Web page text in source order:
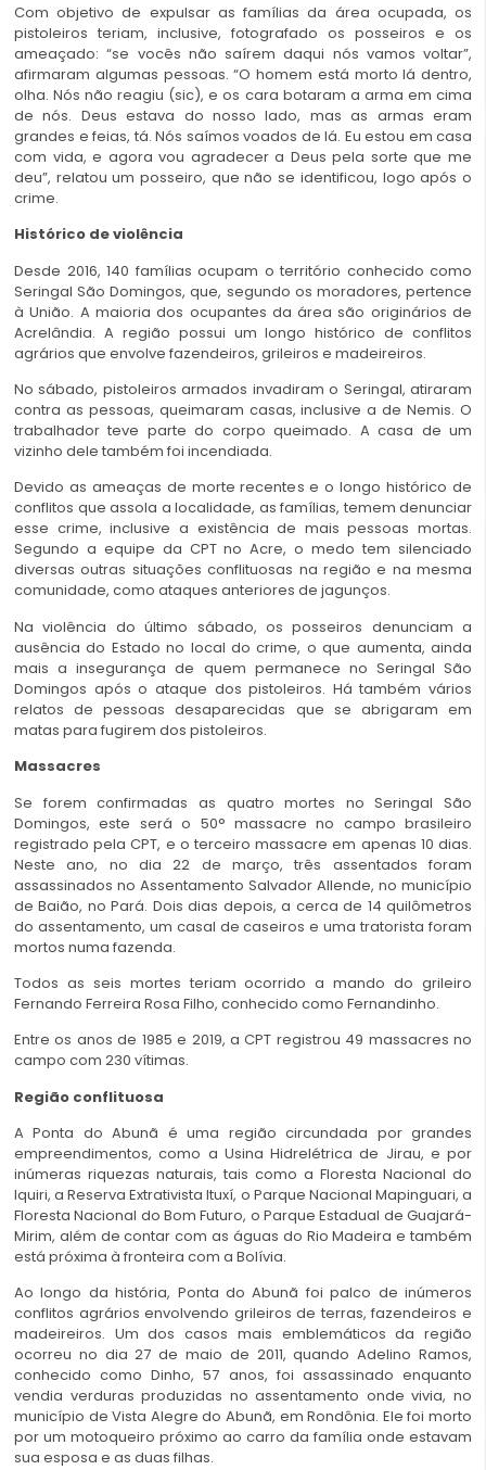
Com objetivo de expulsar as famílias da área ocupada, os
pistoleiros teriam, inclusive, fotografado os posseiros e os
ameaçado: “se vocês não saírem daqui nós vamos voltar”,
afirmaram algumas pessoas. “O homem está morto lá dentro,
olha. Nós não reagiu (sic), e os cara botaram a arma em cima
de nós. Deus estava do nosso lado, mas as armas eram
grandes e feias, tá. Nós saímos voados de lá. Eu estou em casa
com vida, e agora vou agradecer a Deus pela sorte que me
deu”, relatou um posseiro, que não se identificou, logo após o
crime.
Histórico de violência
Desde 2016, 140 famílias ocupam o território conhecido como
Seringal São Domingos, que, segundo os moradores, pertence
à União. A maioria dos ocupantes da área são originários de
Acrelândia. A região possui um longo histórico de conflitos
agrários que envolve fazendeiros, grileiros e madeireiros.
No sábado, pistoleiros armados invadiram o Seringal, atiraram
contra as pessoas, queimaram casas, inclusive a de Nemis. O
trabalhador teve parte do corpo queimado. A casa de um
vizinho dele também foi incendiada.
Devido as ameaças de morte recentes e o longo histórico de
conflitos que assola a localidade, as famílias, temem denunciar
esse crime, inclusive a existência de mais pessoas mortas.
Segundo a equipe da CPT no Acre, o medo tem silenciado
diversas outras situações conflituosas na região e na mesma
comunidade, como ataques anteriores de jagunços.
Na violência do último sábado, os posseiros denunciam a
ausência do Estado no local do crime, o que aumenta, ainda
mais a insegurança de quem permanece no Seringal São
Domingos após o ataque dos pistoleiros. Há também vários
relatos de pessoas desaparecidas que se abrigaram em
matas para fugirem dos pistoleiros.
Massacres
Se forem confirmadas as quatro mortes no Seringal São
Domingos, este será o 50° massacre no campo brasileiro
registrado pela CPT, e o terceiro massacre em apenas 10 dias.
Neste ano, no dia 22 de março, três assentados foram
assassinados no Assentamento Salvador Allende, no município
de Baião, no Pará. Dois dias depois, a cerca de 14 quilômetros
do assentamento, um casal de caseiros e uma tratorista foram
mortos numa fazenda.
Todos as seis mortes teriam ocorrido a mando do grileiro
Fernando Ferreira Rosa Filho, conhecido como Fernandinho.
Entre os anos de 1985 e 2019, a CPT registrou 49 massacres no
campo com 230 vítimas.
Região conflituosa
A Ponta do Abunã é uma região circundada por grandes
empreendimentos, como a Usina Hidrelétrica de Jirau, e por
inúmeras riquezas naturais, tais como a Floresta Nacional do
Iquiri, a Reserva Extrativista Ituxí, o Parque Nacional Mapinguari, a
Floresta Nacional do Bom Futuro, o Parque Estadual de Guajará-
Mirim, além de contar com as águas do Rio Madeira e também
está próxima à fronteira com a Bolívia.
Ao longo da história, Ponta do Abunã foi palco de inúmeros
conflitos agrários envolvendo grileiros de terras, fazendeiros e
madeireiros. Um dos casos mais emblemáticos da região
ocorreu no dia 27 de maio de 2011, quando Adelino Ramos,
conhecido como Dinho, 57 anos, foi assassinado enquanto
vendia verduras produzidas no assentamento onde vivia, no
município de Vista Alegre do Abunã, em Rondônia. Ele foi morto
por um motoqueiro próximo ao carro da família onde estavam
sua esposa e as duas filhas.